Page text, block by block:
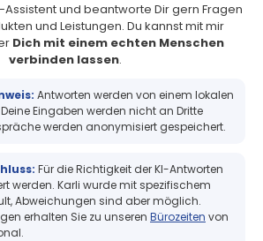
Etikettenrolle, Kunststoff, 38.1x12.7mm
3000T, Etikettenrolle,
+
Assistent und beantworte Dir gern Fragen
und Leistungen. Du kannst mit mir
Dich mit einem echten Menschen
verbinden lassen.
Antworten werden von einem lokalen
Eingaben werden nicht an Dritte
werden anonymisiert gespeichert.
Für die Richtigkeit der KI-Antworten
werden. Karli wurde mit spezifischem
Abweichungen sind aber möglich.
erhalten Sie zu unseren Bürozeiten von